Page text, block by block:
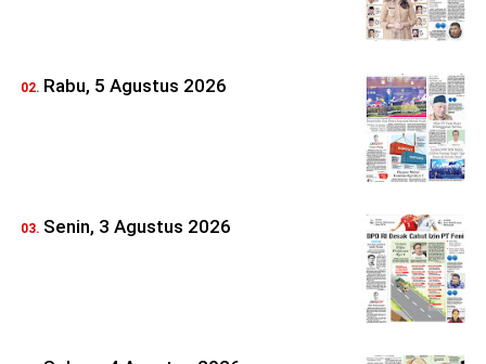
Rabu, 5 Agustus 2026
Senin, 3 Agustus 2026